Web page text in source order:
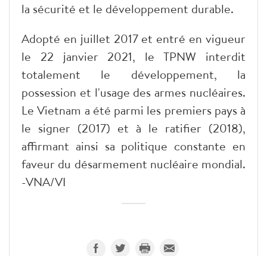
la sécurité et le développement durable.
Adopté en juillet 2017 et entré en vigueur
le 22 janvier 2021, le TPNW interdit
totalement le développement, la
possession et l'usage des armes nucléaires.
Le Vietnam a été parmi les premiers pays à
le signer (2017) et à le ratifier (2018),
affirmant ainsi sa politique constante en
faveur du désarmement nucléaire mondial.
-VNA/VI